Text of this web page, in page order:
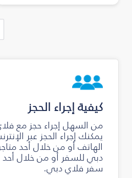
كيفية إجراء الحجز
من السهل إجراء حجز مع
يمكنك إجراء الحجز عبر
الهاتف أو من خلال أحد
دبي للسفر أو من خلال أحد
سفر فلاي دبي.